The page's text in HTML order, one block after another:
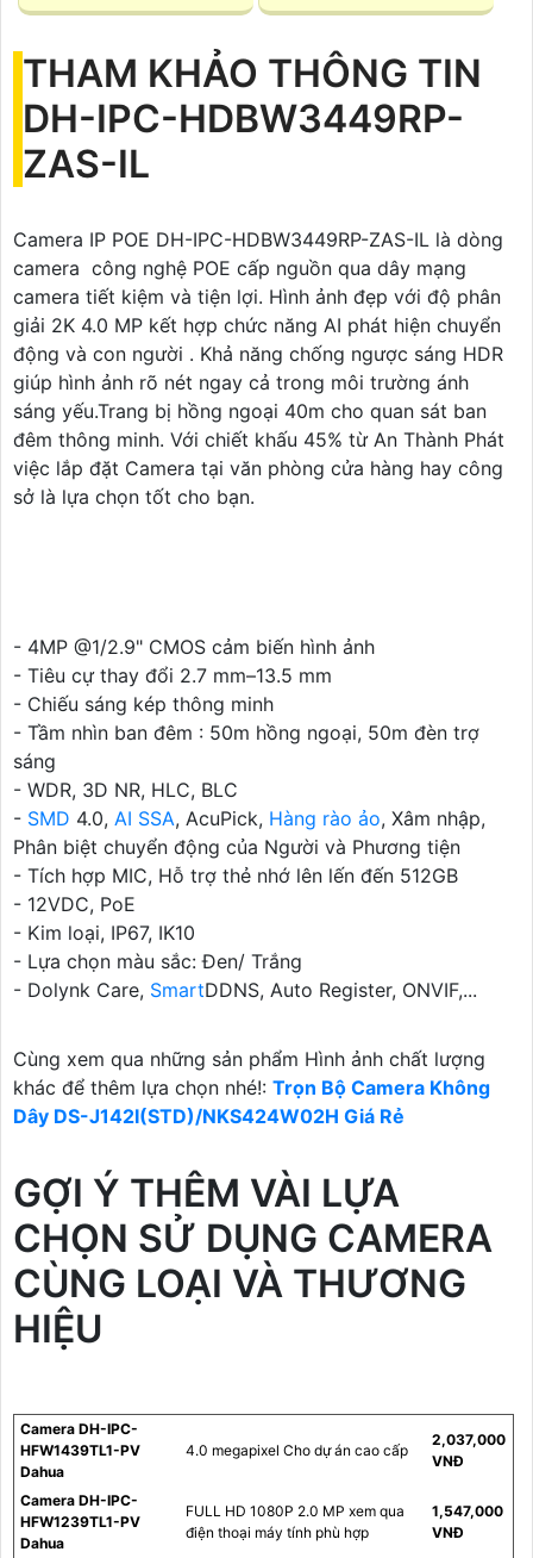
THAM KHẢO THÔNG TIN
DH-IPC-HDBW3449RP-
ZAS-IL
Camera IP POE DH-IPC-HDBW3449RP-ZAS-IL là dòng
camera công nghệ POE cấp nguồn qua dây mạng
camera tiết kiệm và tiện lợi. Hình ảnh đẹp với độ phân
giải 2K 4.0 MP kết hợp chức năng AI phát hiện chuyển
động và con người . Khả năng chống ngược sáng HDR
giúp hình ảnh rõ nét ngay cả trong môi trường ánh
sáng yếu.Trang bị hồng ngoại 40m cho quan sát ban
đêm thông minh. Với chiết khấu 45% từ An Thành Phát
việc lắp đặt Camera tại văn phòng cửa hàng hay công
sở là lựa chọn tốt cho bạn.
- 4MP @1/2.9" CMOS cảm biến hình ảnh
- Tiêu cự thay đổi 2.7 mm–13.5 mm
- Chiếu sáng kép thông minh
- Tầm nhìn ban đêm : 50m hồng ngoại, 50m đèn trợ
sáng
- WDR, 3D NR, HLC, BLC
- SMD 4.0, AI SSA, AcuPick, Hàng rào ảo, Xâm nhập,
Phân biệt chuyển động của Người và Phương tiện
- Tích hợp MIC, Hỗ trợ thẻ nhớ lên lến đến 512GB
- 12VDC, PoE
- Kim loại, IP67, IK10
- Lựa chọn màu sắc: Đen/ Trắng
- Dolynk Care, SmartDDNS, Auto Register, ONVIF,...
Cùng xem qua những sản phẩm Hình ảnh chất lượng
khác để thêm lựa chọn nhé!: Trọn Bộ Camera Không
Dây DS-J142I(STD)/NKS424W02H Giá Rẻ
GỢI Ý THÊM VÀI LỰA
CHỌN SỬ DỤNG CAMERA
CÙNG LOẠI VÀ THƯƠNG
HIỆU
Camera DH-IPC-
HFW1439TL1-PV
Dahua
4.0 megapixel Cho dự án cao cấp
2,037,000
VNĐ
Camera DH-IPC-
HFW1239TL1-PV
Dahua
FULL HD 1080P 2.0 MP xem qua
điện thoại máy tính phù hợp
1,547,000
VNĐ